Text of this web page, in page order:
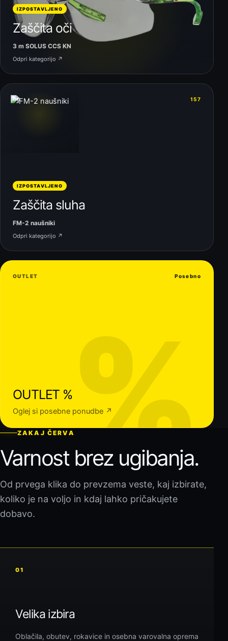
IZPOSTAVLJENO
Zaščita oči
3 m SOLUS CCS KN
Odpri kategorijo ↗
06 157
IZPOSTAVLJENO
Zaščita sluha
FM-2 naušniki
Odpri kategorijo ↗
%
OUTLET Posebno
OUTLET %
Oglej si posebne ponudbe ↗
ZAKAJ ČERVA
Varnost brez ugibanja.
Od prvega klika do prevzema veste, kaj izbirate,
koliko je na voljo in kdaj lahko pričakujete
dobavo.
01
Velika izbira
Oblačila, obutev, rokavice in osebna varovalna oprema